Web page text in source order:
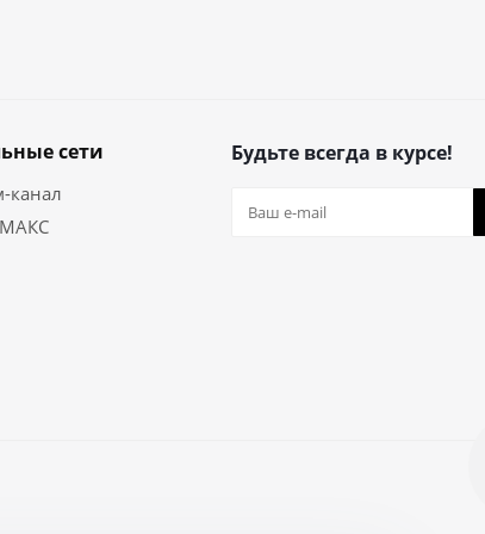
сети
канал
Будьте всегда в курсе!